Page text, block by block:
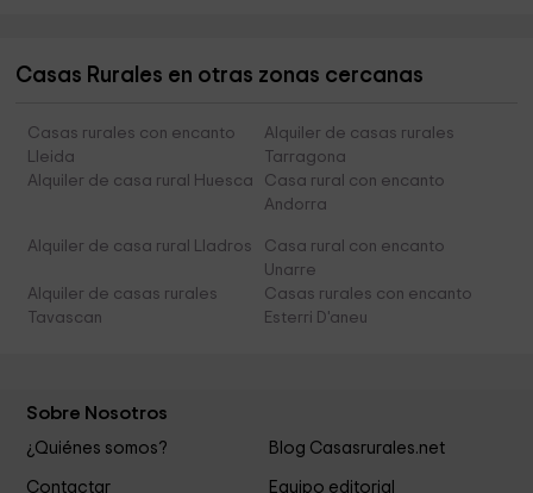
Casas Rurales en otras zonas cercanas
Casas rurales con encanto
Lleida
Alquiler de casas rurales
Tarragona
Alquiler de casa rural Huesca
Casa rural con encanto
Andorra
Alquiler de casa rural Lladros
Casa rural con encanto
Unarre
Alquiler de casas rurales
Tavascan
Casas rurales con encanto
Esterri D'aneu
Sobre Nosotros
¿Quiénes somos? Blog Casasrurales.net
Contactar Equipo editorial